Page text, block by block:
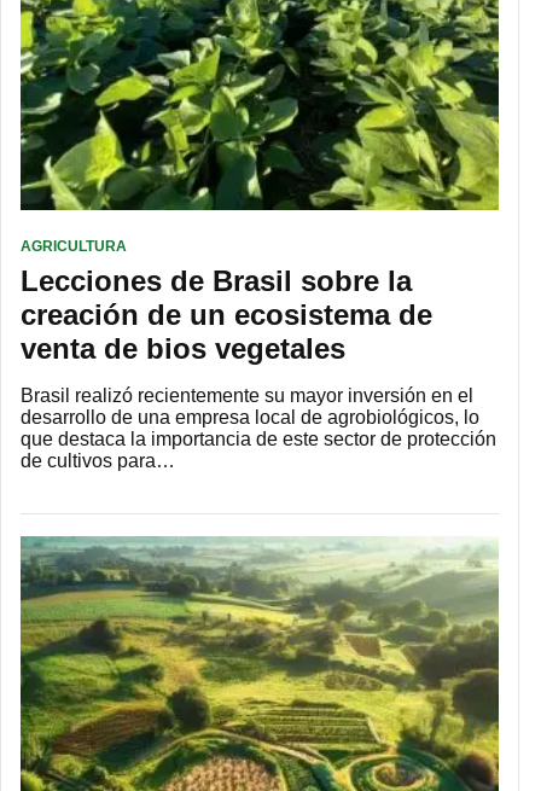
AGRICULTURA
Lecciones de Brasil sobre la
creación de un ecosistema de
venta de bios vegetales
Brasil realizó recientemente su mayor inversión en el
desarrollo de una empresa local de agrobiológicos, lo
que destaca la importancia de este sector de protección
de cultivos para…